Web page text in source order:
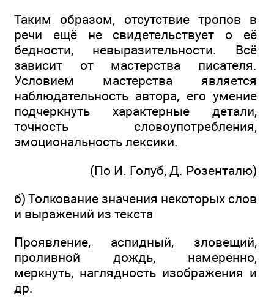
Таким образом, отсутствие тропов в
речи ещё не свидетельствует о её
бедности, невыразительности. Всё
зависит от мастерства писателя.
Условием мастерства является
наблюдательность автора, его умение
подчеркнуть характерные детали,
точность словоупотребления,
эмоциональность лексики.
(По И. Голуб, Д. Розенталю)
б) Толкование значения некоторых слов
и выражений из текста
Проявление, аспидный, зловещий,
проливной дождь, намеренно,
меркнуть, наглядность изображения и
др.